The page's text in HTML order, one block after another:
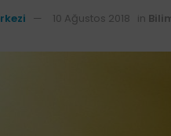
10 Ağustos 2018 in